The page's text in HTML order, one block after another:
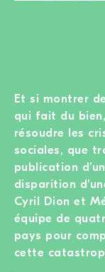
Et si montrer
qui fait du
résoudre les
sociales, que
publication
disparition
Cyril Dion et
équipe de
pays pour
cette